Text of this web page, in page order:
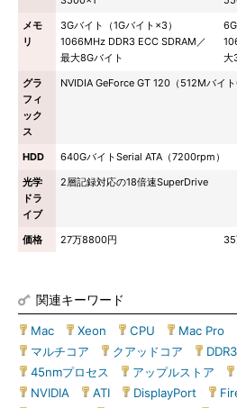
メモ
リ
3Gバイト（1Gバイト×3）
1066MHz DDR3 ECC SDRAM／
最大8Gバイト
大
グラ
フィ
ック
ス
NVIDIA GeForce GT 120（512Mバイト
HDD
640GバイトSerial ATA（7200rpm）
光学
ドラ
イブ
2層記録対応の18倍速SuperDrive
価格 27万8800円
関連キーワード
Mac Xeon CPU Mac Pro
マルチコア
クアッドコア DDR3
45nmプロセス
アップルストア
NVIDIA
ATI DisplayPort